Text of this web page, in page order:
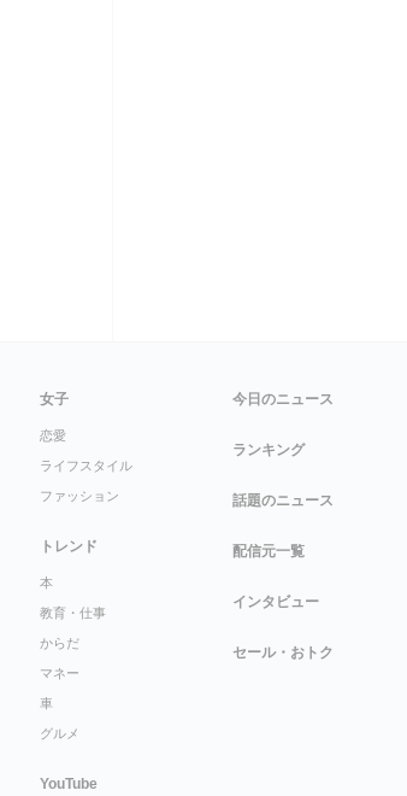
女子
恋愛
ライフスタイル
ファッション
トレンド
本
教育・仕事
からだ
マネー
車
グルメ
YouTube
今日のニュース
ランキング
話題のニュース
配信元一覧
インタビュー
セール・おトク